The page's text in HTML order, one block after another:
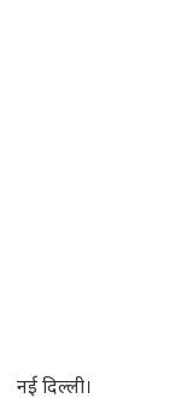
नई दिल्ली।